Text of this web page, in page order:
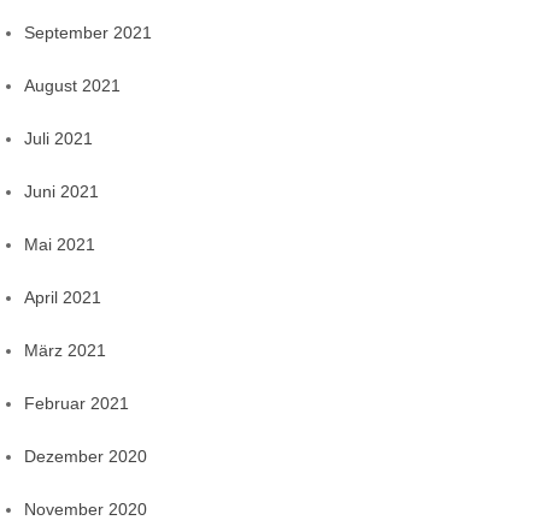
September 2021
August 2021
Juli 2021
Juni 2021
Mai 2021
April 2021
März 2021
Februar 2021
Dezember 2020
November 2020